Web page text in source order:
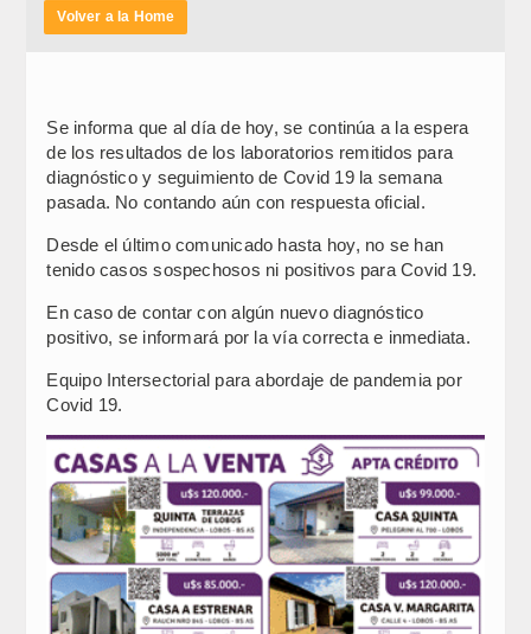
Volver a la Home
Se informa que al día de hoy, se continúa a la espera
de los resultados de los laboratorios remitidos para
diagnóstico y seguimiento de Covid 19 la semana
pasada. No contando aún con respuesta oficial.
Desde el último comunicado hasta hoy, no se han
tenido casos sospechosos ni positivos para Covid 19.
En caso de contar con algún nuevo diagnóstico
positivo, se informará por la vía correcta e inmediata.
Equipo Intersectorial para abordaje de pandemia por
Covid 19.